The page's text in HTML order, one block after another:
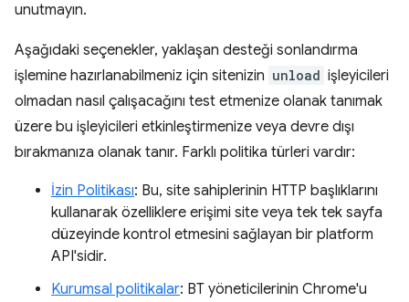
unutmayın.
Aşağıdaki seçenekler, yaklaşan desteği sonlandırma
işlemine hazırlanabilmeniz için sitenizin unload işleyicileri
olmadan nasıl çalışacağını test etmenize olanak tanımak
üzere bu işleyicileri etkinleştirmenize veya devre dışı
bırakmanıza olanak tanır. Farklı politika türleri vardır:
İzin Politikası: Bu, site sahiplerinin HTTP başlıklarını
kullanarak özelliklere erişimi site veya tek tek sayfa
düzeyinde kontrol etmesini sağlayan bir platform
API'sidir.
Kurumsal politikalar: BT yöneticilerinin Chrome'u